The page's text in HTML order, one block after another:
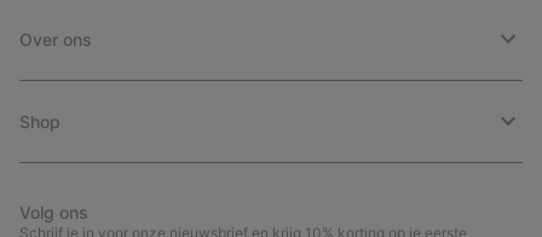
Over ons
Shop
Volg ons
Schrijf je in voor onze nieuwsbrief en krijg 10% korting op je eerste